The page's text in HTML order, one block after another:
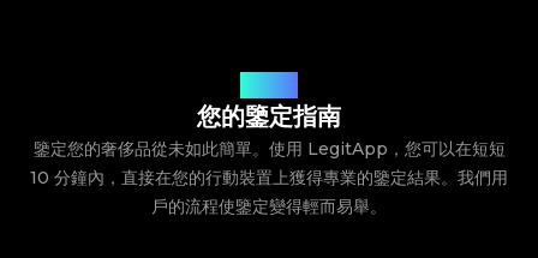
您的鑒定指南
鑒定您的奢侈品從未如此簡單。使用 LegitApp，您可以在短短
10 分鐘內，直接在您的行動裝置上獲得專業的鑒定結果。我們用
戶的流程使鑒定變得輕而易舉。